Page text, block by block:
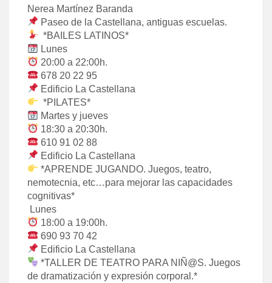
Nerea Martínez Baranda
Paseo de la Castellana, antiguas escuelas.
*BAILES LATINOS*
Lunes
20:00 a 22:00h.
678 20 22 95
Edificio La Castellana
*PILATES*
Martes y jueves
18:30 a 20:30h.
610 91 02 88
Edificio La Castellana
*APRENDE JUGANDO. Juegos, teatro,
nemotecnia, etc…para mejorar las capacidades
cognitivas*
Lunes
18:00 a 19:00h.
690 93 70 42
Edificio La Castellana
*TALLER DE TEATRO PARA NIÑ@S. Juegos
de dramatización y expresión corporal.*